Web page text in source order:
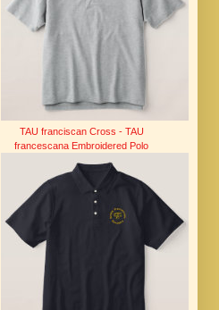
TAU franciscan Cross - TAU
francescana Embroidered Polo